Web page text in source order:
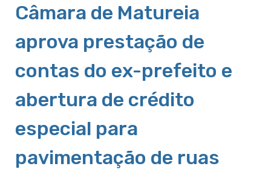
Câmara de Matureia
aprova prestação de
contas do ex-prefeito e
abertura de crédito
especial para
pavimentação de ruas